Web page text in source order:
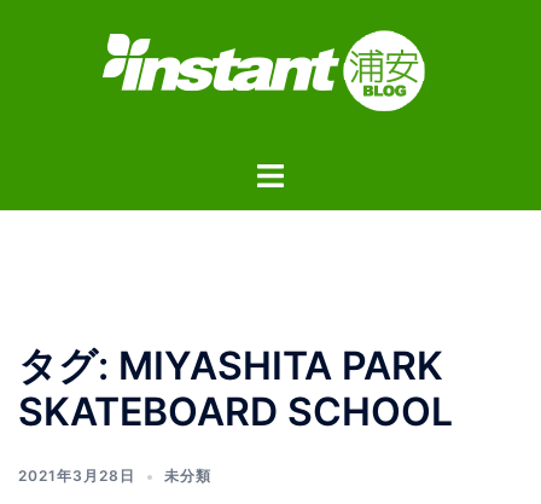
ト
ー
タグ: MIYASHITA PARK
SKATEBOARD SCHOOL
2021年3月28日 未分類